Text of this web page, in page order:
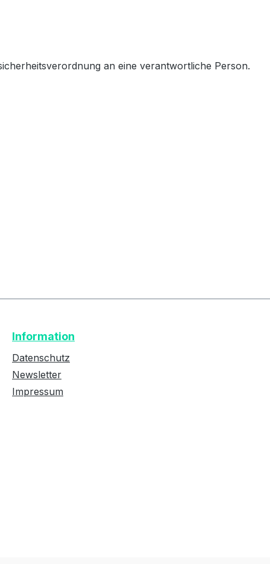
an eine verantwortliche Person.
Information
Datenschutz
Newsletter
ImpressumNiedrige Sättigung